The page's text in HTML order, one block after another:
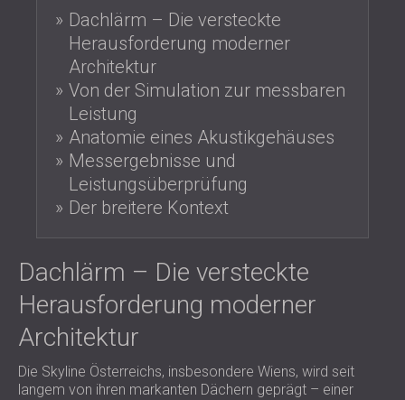
PROFESSIONELLE STUDIOS
SCHALLSCHUTZ UND AKUSTIK FÜR
LABORE UND PRÜFEINRICHTUNGEN
SCHALLSCHUTZ UND AKUSTIK FÜR
RESTAURANTS UND CLUBS
SCHALLSCHUTZ UND
AKUSTIKLÖSUNGEN FÜR HOTELS
SCHALLSCHUTZ UND AKUSTIK FÜR
HALLEN
SCHALLDÄMMUNG UND
AKUSTIKLÖSUNGEN FÜR
EINZELHANDELSFLÄCHEN
SCHALLSCHUTZ UND AKUSTIK FÜR
BILDUNGSEINRICHTUNGEN
SCHALLSCHUTZ UND AKUSTIK FÜR
GESUNDHEITSEINRICHTUNGE
SCHALLSCHUTZ UND
ÖSTERREICH (AT)
БЪЛГАРИЯ (BG)
GREAT BRITAIN (GB)
DEUTSCHLAND (DE)
SRBIJA (RS)
ROMÂNIA (RO)
POLAND (PL)
FINLAND (FI)
РОССИЯ (RU)
USA (US)
SOUTH AFRICA (ZA)
SUCHE
Dachlärm – Die versteckte
Herausforderung moderner
Architektur
Von der Simulation zur messbaren
Leistung
Anatomie eines Akustikgehäuses
Messergebnisse und
Leistungsüberprüfung
Der breitere Kontext
Dachlärm – Die versteckte
Herausforderung moderner
Architektur
Die Skyline Österreichs, insbesondere Wiens, wird seit
langem von ihren markanten Dächern geprägt – einer